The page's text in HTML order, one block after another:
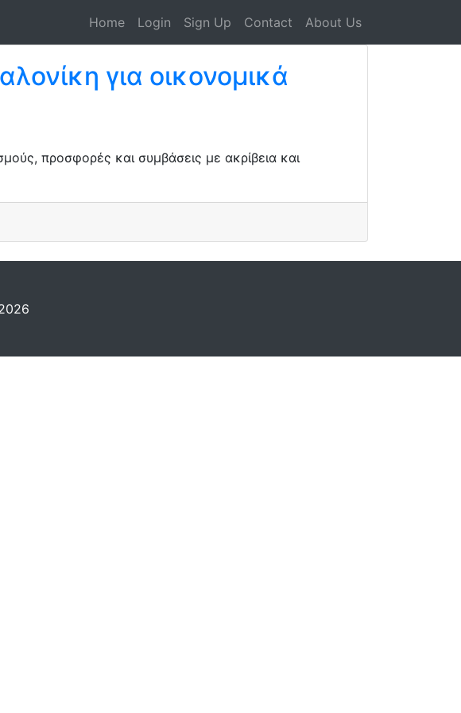
Home Login Sign Up Contact About Us
για οικονομικά
προσφορές και συμβάσεις με ακρίβεια και